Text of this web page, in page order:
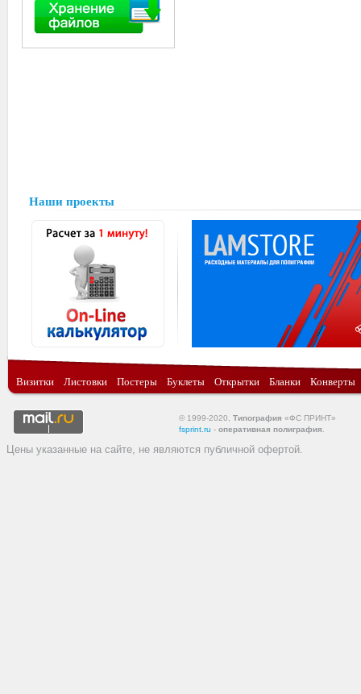
Наши проекты
Визитки Листовки Постеры Буклеты Открытки Бланки Конверты
© 1999-2020, Типография «ФС ПРИНТ»
fsprint.ru - оперативная полиграфия
Цены указанные на сайте, не являются публичной офертой.